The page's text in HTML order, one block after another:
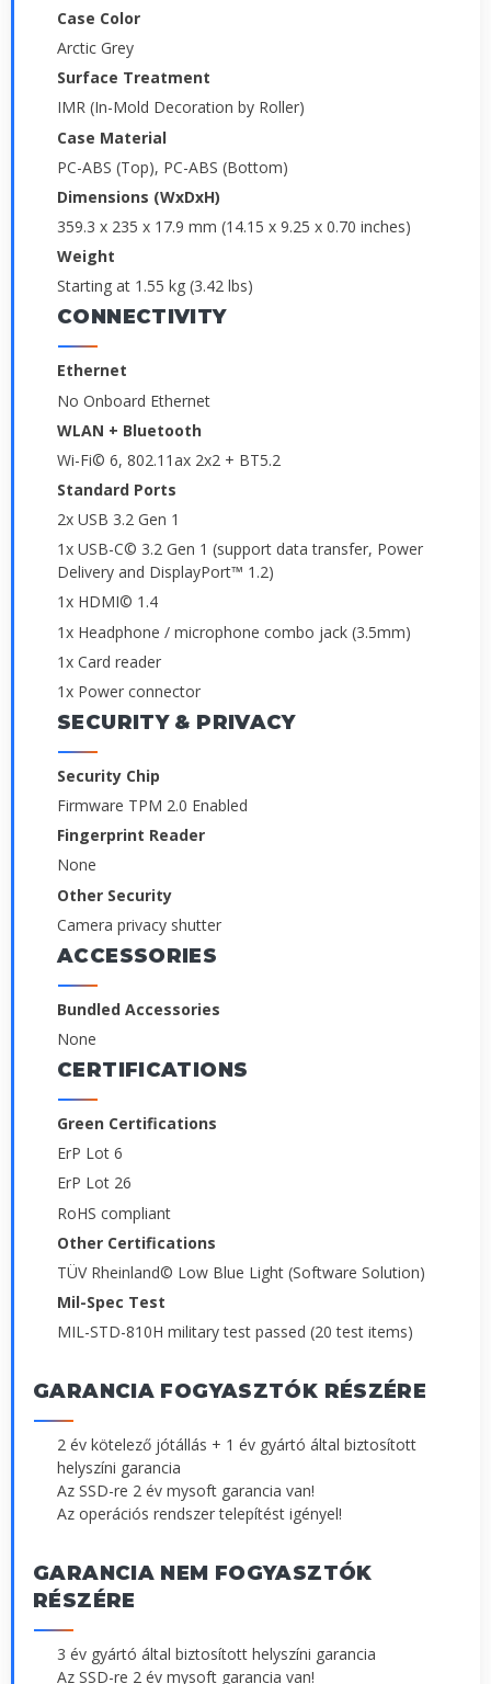
Case Color
Arctic Grey
Surface Treatment
IMR (In-Mold Decoration by Roller)
Case Material
PC-ABS (Top), PC-ABS (Bottom)
Dimensions (WxDxH)
359.3 x 235 x 17.9 mm (14.15 x 9.25 x 0.70 inches)
Weight
Starting at 1.55 kg (3.42 lbs)
CONNECTIVITY
Ethernet
No Onboard Ethernet
WLAN + Bluetooth
Wi-Fi© 6, 802.11ax 2x2 + BT5.2
Standard Ports
2x USB 3.2 Gen 1
1x USB-C© 3.2 Gen 1 (support data transfer, Power
Delivery and DisplayPort™ 1.2)
1x HDMI© 1.4
1x Headphone / microphone combo jack (3.5mm)
1x Card reader
1x Power connector
SECURITY & PRIVACY
Security Chip
Firmware TPM 2.0 Enabled
Fingerprint Reader
None
Other Security
Camera privacy shutter
ACCESSORIES
Bundled Accessories
None
CERTIFICATIONS
Green Certifications
ErP Lot 6
ErP Lot 26
RoHS compliant
Other Certifications
TÜV Rheinland© Low Blue Light (Software Solution)
Mil-Spec Test
MIL-STD-810H military test passed (20 test items)
GARANCIA FOGYASZTÓK RÉSZÉRE
2 év kötelező jótállás + 1 év gyártó által biztosított
helyszíni garancia
Az SSD-re 2 év mysoft garancia van!
Az operációs rendszer telepítést igényel!
GARANCIA NEM FOGYASZTÓK
RÉSZÉRE
3 év gyártó által biztosított helyszíni garancia
Az SSD-re 2 év mysoft garancia van!